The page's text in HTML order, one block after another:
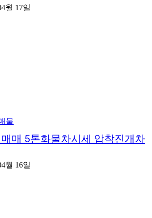
월 17일
물
매 5톤화물차시세 압착진개차
월 16일